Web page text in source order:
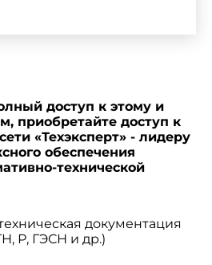
доступ к этому и
приобретайте доступ к
«Техэксперт» - лидеру
обеспечения
технической
документация
Р, ГЭСН и др.)